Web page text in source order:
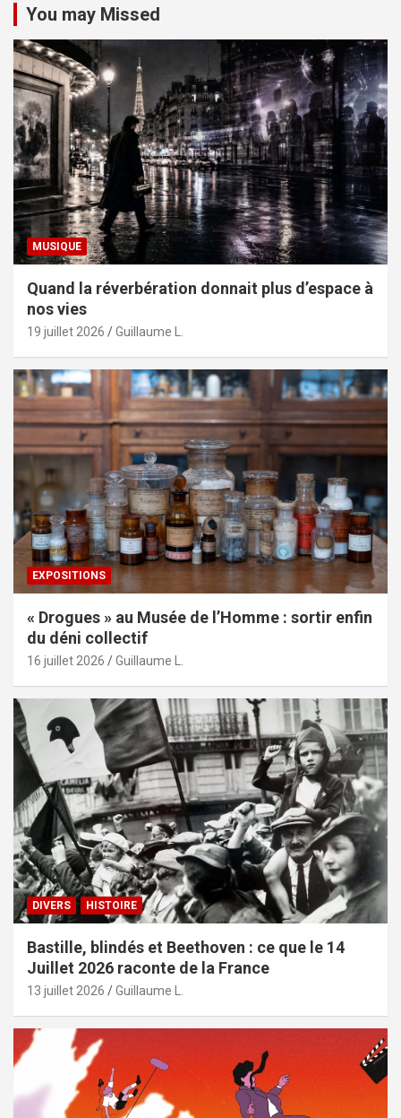
You may Missed
MUSIQUE
Quand la réverbération donnait plus d’espace à
nos vies
19 juillet 2026 Guillaume L.
EXPOSITIONS
« Drogues » au Musée de l’Homme : sortir enfin
du déni collectif
16 juillet 2026 Guillaume L.
DIVERS HISTOIRE
Bastille, blindés et Beethoven : ce que le 14
Juillet 2026 raconte de la France
13 juillet 2026 Guillaume L.